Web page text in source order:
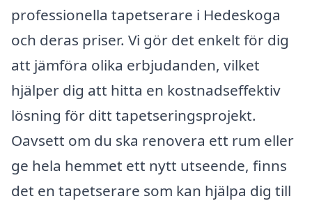
professionella tapetserare i Hedeskoga
och deras priser. Vi gör det enkelt för dig
att jämföra olika erbjudanden, vilket
hjälper dig att hitta en kostnadseffektiv
lösning för ditt tapetseringsprojekt.
Oavsett om du ska renovera ett rum eller
ge hela hemmet ett nytt utseende, finns
det en tapetserare som kan hjälpa dig till